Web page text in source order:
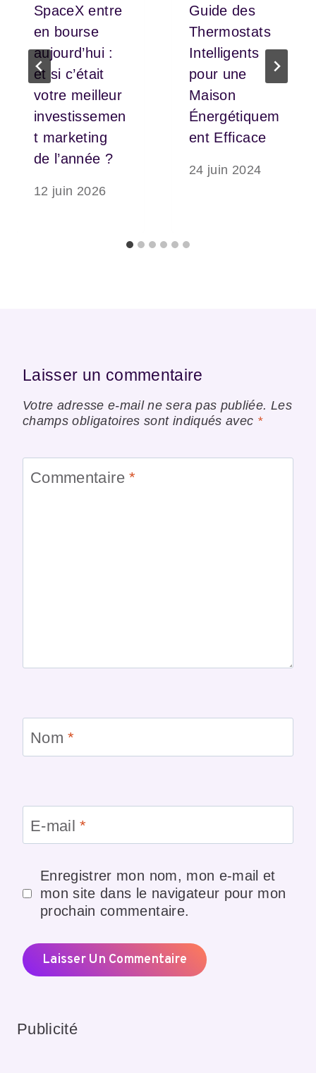
SpaceX entre
en bourse
aujourd’hui :
et si c’était
votre meilleur
investissemen
t marketing
de l’année ?
12 juin 2026
Guide des
Thermostats
Intelligents
pour une
Maison
Énergétiquem
ent Efficace
24 juin 2024
Laisser un commentaire
Votre adresse e-mail ne sera pas publiée. Les
champs obligatoires sont indiqués avec *
Commentaire*
Nom*
E-mail*
Enregistrer mon nom, mon e-mail et
mon site dans le navigateur pour mon
prochain commentaire.
Publicité